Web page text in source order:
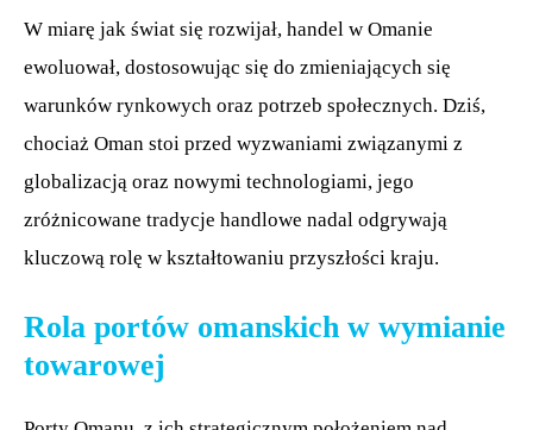
W miarę jak świat się rozwijał, handel w Omanie
ewoluował, dostosowując się do zmieniających się
warunków rynkowych oraz potrzeb społecznych. Dziś,
chociaż Oman stoi przed wyzwaniami związanymi z
globalizacją oraz nowymi technologiami, jego
zróżnicowane tradycje handlowe nadal odgrywają
kluczową rolę w kształtowaniu przyszłości kraju.
Rola portów omanskich w wymianie
towarowej